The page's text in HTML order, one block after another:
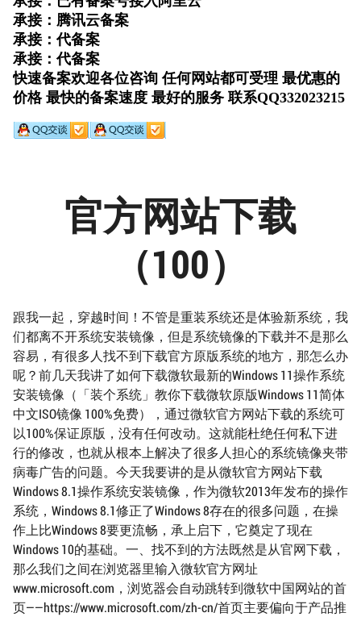
官方网站下载
（100）
跟我一起，穿越时间！不管是重装系统还是体验新系统，我
们都离不开系统安装镜像，但是系统镜像的下载并不是那么
容易，有很多人找不到下载官方原版系统的地方，那怎么办
呢？前几天我讲了如何下载微软最新的Windows 11操作系统
安装镜像（「装个系统」教你下载微软原版Windows 11简体
中文ISO镜像 100%免费），通过微软官方网站下载的系统可
以100%保证原版，没有任何改动。这就能杜绝任何私下进
行的修改，也就从根本上解决了很多人担心的系统镜像夹带
病毒广告的问题。今天我要讲的是从微软官方网站下载
Windows 8.1操作系统安装镜像，作为微软2013年发布的操作
系统，Windows 8.1修正了Windows 8存在的很多问题，在操
作上比Windows 8要更流畅，承上启下，它奠定了现在
Windows 10的基础。一、找不到的方法既然是从官网下载，
那么我们之间在浏览器里输入微软官方网址
www.microsoft.com，浏览器会自动跳转到微软中国网站的首
页——https://www.microsoft.com/zh-cn/首页主要偏向于产品推